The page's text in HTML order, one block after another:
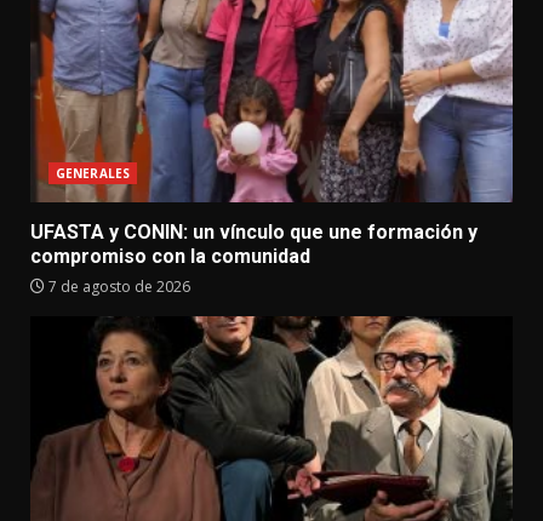
GENERALES
UFASTA y CONIN: un vínculo que une formación y
compromiso con la comunidad
7 de agosto de 2026